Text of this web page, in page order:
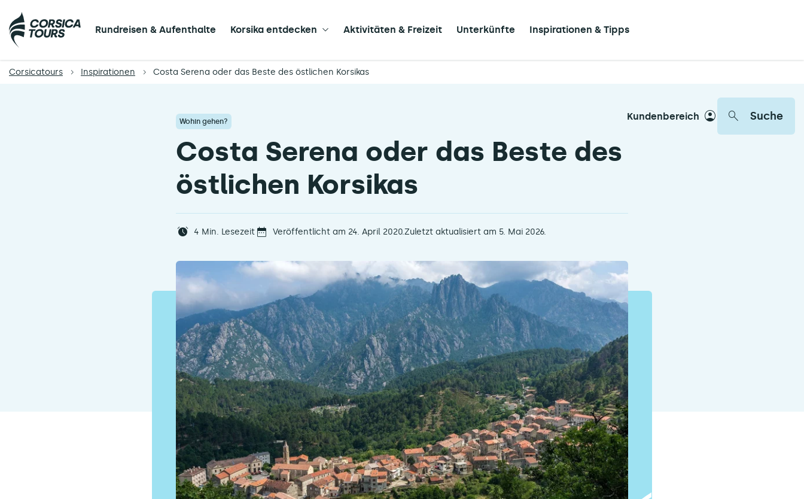
Rundreisen & Aufenthalte Korsika entdecken Aktivitäten & Freizeit Unterkünfte Inspirationen & Tipps
Kundenbereich Suche
Corsicatours Inspirationen Costa Serena oder das Beste des östlichen Korsikas
Wohin gehen?
Costa Serena oder das Beste des
östlichen Korsikas
4 Min. Lesezeit Veröffentlicht am 24. April 2020.Zuletzt aktualisiert am 5. Mai 2026.